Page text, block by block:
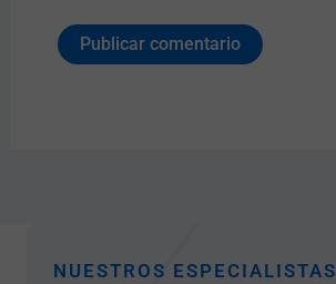
NUESTROS ESPECIALISTAS